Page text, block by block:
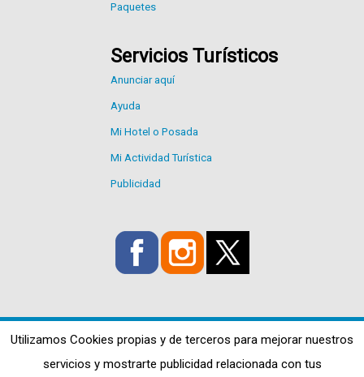
Paquetes
Servicios Turísticos
Anunciar aquí
Ayuda
Mi Hotel o Posada
Mi Actividad Turística
Publicidad
Utilizamos Cookies propias y de terceros para mejorar nuestros
servicios y mostrarte publicidad relacionada con tus